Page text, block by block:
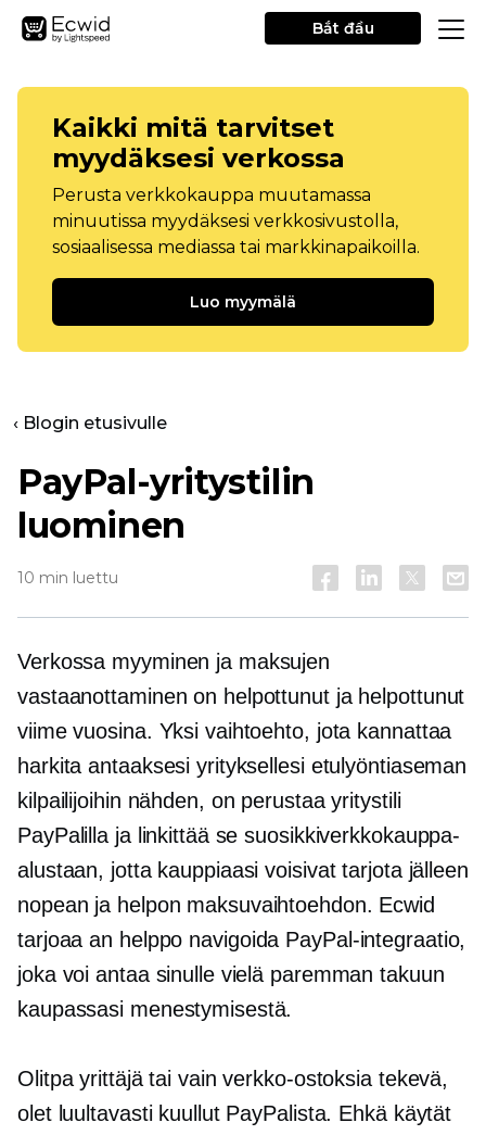
Bắt đầu
Kaikki mitä tarvitset
myydäksesi verkossa
Perusta verkkokauppa muutamassa
minuutissa myydäksesi verkkosivustolla,
sosiaalisessa mediassa tai markkinapaikoilla.
Luo myymälä
‹ Blogin etusivulle
PayPal-yritystilin
luominen
10 min luettu
Verkossa myyminen ja maksujen
vastaanottaminen on helpottunut ja helpottunut
viime vuosina. Yksi vaihtoehto, jota kannattaa
harkita antaaksesi yrityksellesi etulyöntiaseman
kilpailijoihin nähden, on perustaa yritystili
PayPalilla ja linkittää se suosikkiverkkokauppa-
alustaan, jotta kauppiaasi voisivat tarjota jälleen
nopean ja helpon maksuvaihtoehdon. Ecwid
tarjoaa an helppo navigoida PayPal-integraatio,
joka voi antaa sinulle vielä paremman takuun
kaupassasi menestymisestä.
Olitpa yrittäjä tai vain verkko-ostoksia tekevä,
olet luultavasti kuullut PayPalista. Ehkä käytät